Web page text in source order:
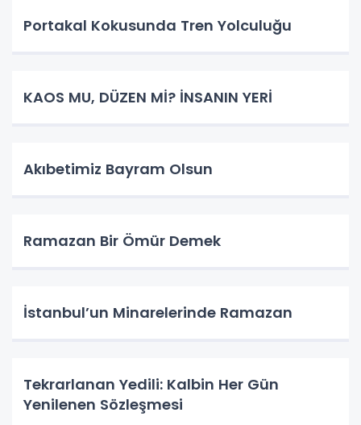
Portakal Kokusunda Tren Yolculuğu
KAOS MU, DÜZEN Mİ? İNSANIN YERİ
​Akıbetimiz Bayram Olsun
Ramazan Bir Ömür Demek
İstanbul’un Minarelerinde Ramazan
Tekrarlanan Yedili: Kalbin Her Gün
Yenilenen Sözleşmesi